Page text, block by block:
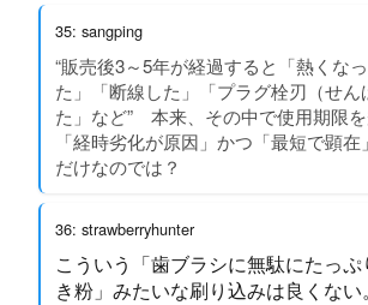
35: sangping
“販売後3～5年が経過すると「熱くな
た」「断線した」「プラグ栓刃（せん
た」など” 本来、その中で使用期限
「経時劣化が原因」かつ「最短で顕
だけなのでは？
36: strawberryhunter
こういう「歯ブラシに無駄にたっ
き粉」みたいな刷り込みは良くない。